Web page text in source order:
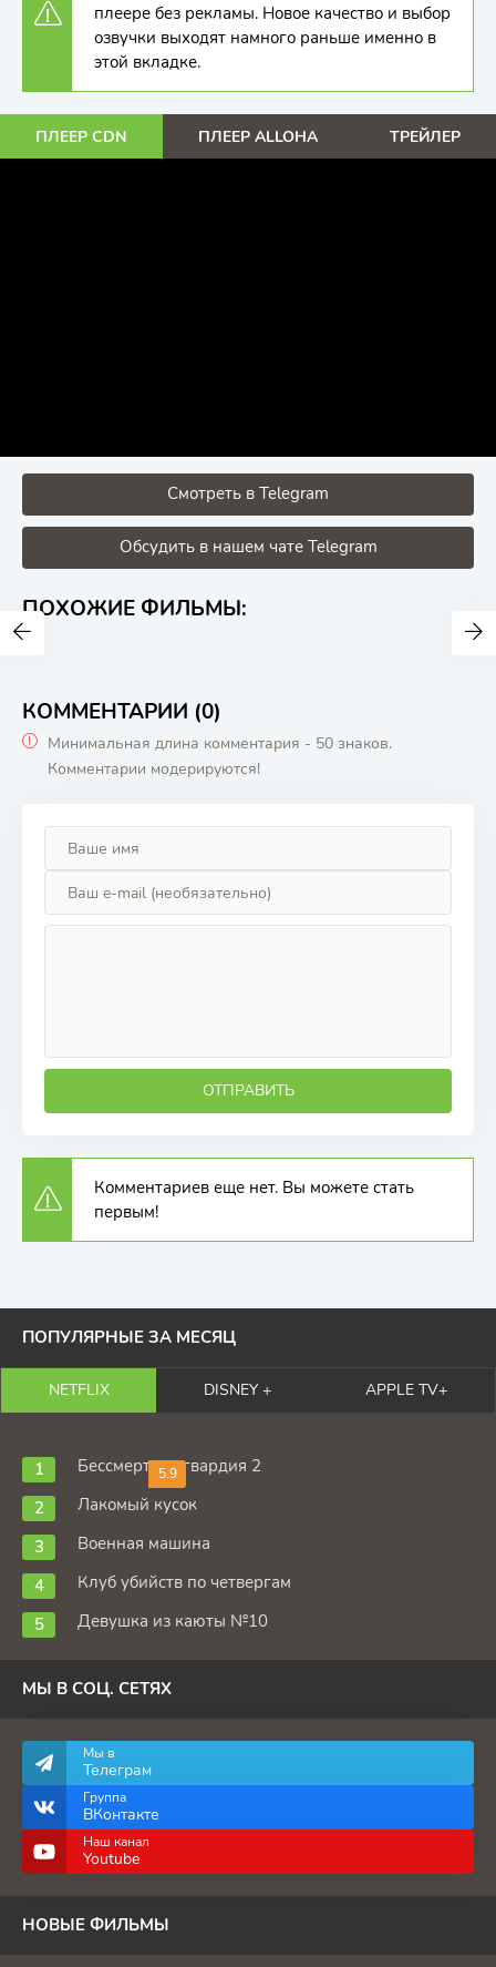
плеере без рекламы. Новое качество и выбор
озвучки выходят намного раньше именно в
этой вкладке.
ПЛЕЕР CDN ПЛЕЕР ALLOHA ТРЕЙЛЕР
Смотреть в Telegram
Обсудить в нашем чате Telegram
ПОХОЖИЕ ФИЛЬМЫ:
КОММЕНТАРИИ (0)
Минимальная длина комментария - 50 знаков.
Комментарии модерируются!
ОТПРАВИТЬ
Комментариев еще нет. Вы можете стать
первым!
ПОПУЛЯРНЫЕ ЗА МЕСЯЦ
NETFLIX DISNEY + APPLE TV+
5.9
Бессмертная гвардия 2
Лакомый кусок
Военная машина
Клуб убийств по четвергам
Девушка из каюты №10
МЫ В СОЦ. СЕТЯХ
Мы в
Телеграм
Группа
ВКонтакте
Наш канал
Youtube
НОВЫЕ ФИЛЬМЫ